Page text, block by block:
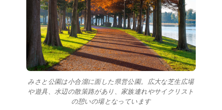
みさと公園は小合溜に面した県営公園。広大な芝生広場
や遊具、水辺の散策路があり、家族連れやサイクリスト
の憩いの場となっています